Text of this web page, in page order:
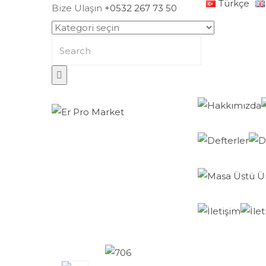
Bize Ulaşın +0532 267 73 50 Türkçe